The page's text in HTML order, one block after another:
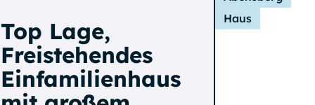
Top Lage,
Freistehendes
Einfamilienhaus
Haus